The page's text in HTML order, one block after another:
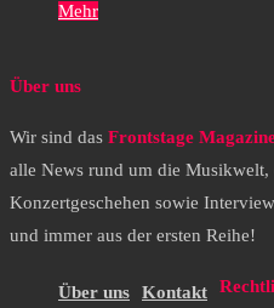
Mehr
Über uns
Wir sind das Frontstage
alle News rund um die Musikwelt,
Konzertgeschehen sowie
und immer aus der ersten Reihe!
Über uns Kontakt